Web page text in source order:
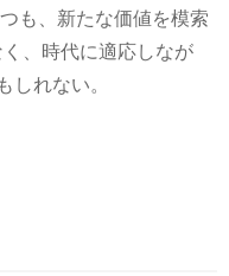
も、新たな価値を模索
、時代に適応しなが
れない。